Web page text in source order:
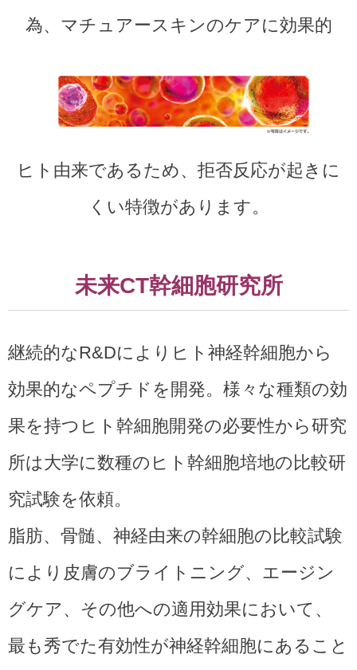
為、マチュアースキンのケアに効果的
ヒト由来であるため、拒否反応が起きに
くい特徴があります。
未来CT幹細胞研究所
継続的なR&Dによりヒト神経幹細胞から
効果的なペプチドを開発。様々な種類の効
果を持つヒト幹細胞開発の必要性から研究
所は大学に数種のヒト幹細胞培地の比較研
究試験を依頼。
脂肪、骨髄、神経由来の幹細胞の比較試験
により皮膚のブライトニング、エージン
グケア、その他への適用効果において、
最も秀でた有効性が神経幹細胞にあること